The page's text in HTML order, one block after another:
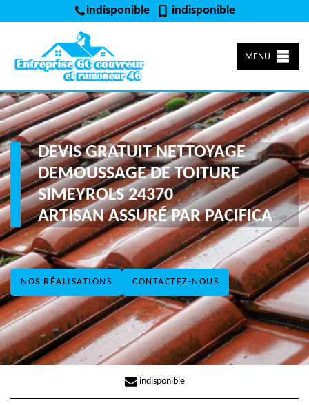
indisponible indisponible
MENU
NOS RÉALISATIONS CONTACTEZ-NOUS
DEVIS GRATUIT NETTOYAGE
DEMOUSSAGE DE TOITURE
SIMEYROLS 24370
ARTISAN ASSURÉ PAR PACIFICA
indisponible